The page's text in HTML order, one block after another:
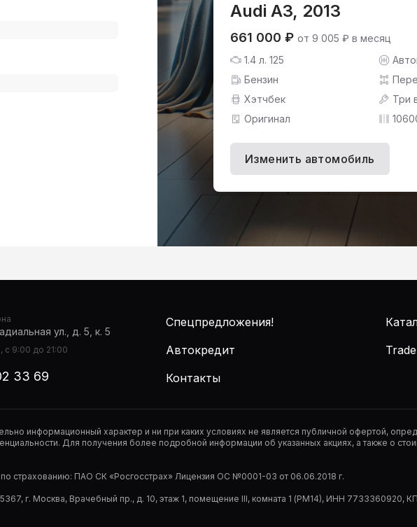
Audi A3, 2013
661 000 ₽ от 9 005 ₽ в месяц
1.4 л. 125
Бензин
Хэтчбек
Три
Оригинал
Изменить автомобиль
ул., д. 5, к. 5
с 9:00 до 21:00
33 69
Спецпредложения!
Автокредит
Контакты
информационный характер и ни при каких условиях не является публичной офертой,
Для получения более подробной информации об указанных акциях, а также о
страхованию: ПАО СК «Росгосстрах» Лицензия ОС №0001-03 от 06.06.2018 г.
г. Москва, Врачебный пр., д. 10, этаж 1, помещение III, комната 1 (РМ14), ИНН 7733360920,